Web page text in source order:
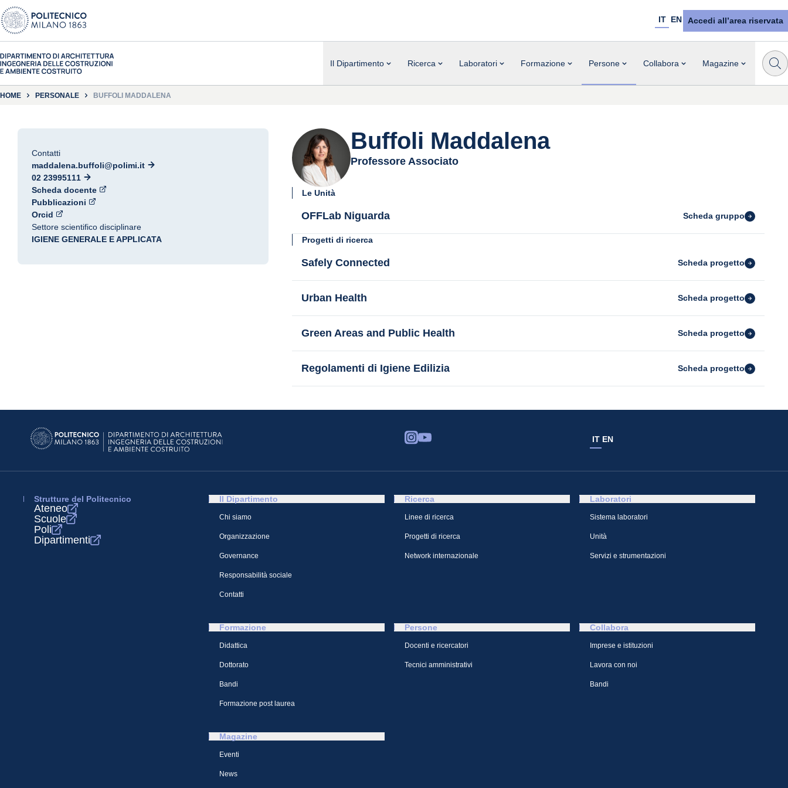
IT EN Accedi all’area riservata
Il Dipartimento Ricerca Laboratori Formazione Persone Collabora Magazine
HOME PERSONALE BUFFOLI MADDALENA
Contatti
maddalena.buffoli@polimi.it
02 23995111
Scheda docente
Pubblicazioni
Orcid
Settore scientifico disciplinare
IGIENE GENERALE E APPLICATA
Buffoli Maddalena
Professore Associato
Le Unità
OFFLab Niguarda Scheda gruppo
Progetti di ricerca
Safely Connected Scheda progetto
Urban Health Scheda progetto
Green Areas and Public Health Scheda progetto
Regolamenti di Igiene Edilizia Scheda progetto
IT EN
Strutture del Politecnico
Ateneo
Scuole
Poli
Dipartimenti
Il Dipartimento
Chi siamo
Organizzazione
Governance
Responsabilità sociale
Contatti
Ricerca
Linee di ricerca
Progetti di ricerca
Network internazionale
Laboratori
Sistema laboratori
Unità
Servizi e strumentazioni
Formazione
Didattica
Dottorato
Bandi
Formazione post laurea
Persone
Docenti e ricercatori
Tecnici amministrativi
Collabora
Imprese e istituzioni
Lavora con noi
Bandi
Magazine
Eventi
News